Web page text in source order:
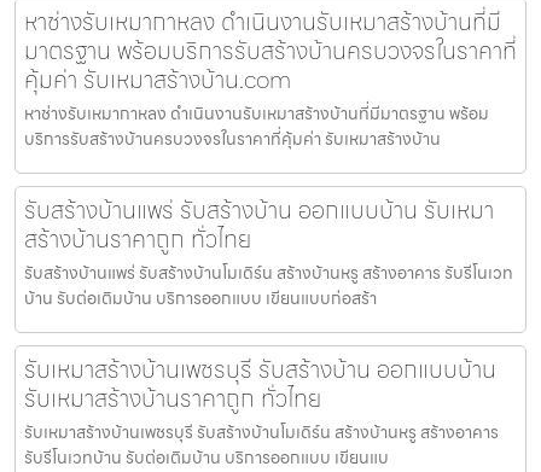
หาช่างรับเหมากาหลง ดำเนินงานรับเหมาสร้างบ้านที่มี
มาตรฐาน พร้อมบริการรับสร้างบ้านครบวงจรในราคาที่
คุ้มค่า รับเหมาสร้างบ้าน.com
หาช่างรับเหมากาหลง ดำเนินงานรับเหมาสร้างบ้านที่มีมาตรฐาน พร้อม
บริการรับสร้างบ้านครบวงจรในราคาที่คุ้มค่า รับเหมาสร้างบ้าน
รับสร้างบ้านแพร่ รับสร้างบ้าน ออกแบบบ้าน รับเหมา
สร้างบ้านราคาถูก ทั่วไทย
รับสร้างบ้านแพร่ รับสร้างบ้านโมเดิร์น สร้างบ้านหรู สร้างอาคาร รับรีโนเวท
บ้าน รับต่อเติมบ้าน บริการออกแบบ เขียนแบบก่อสร้า
รับเหมาสร้างบ้านเพชรบุรี รับสร้างบ้าน ออกแบบบ้าน
รับเหมาสร้างบ้านราคาถูก ทั่วไทย
รับเหมาสร้างบ้านเพชรบุรี รับสร้างบ้านโมเดิร์น สร้างบ้านหรู สร้างอาคาร
รับรีโนเวทบ้าน รับต่อเติมบ้าน บริการออกแบบ เขียนแบ